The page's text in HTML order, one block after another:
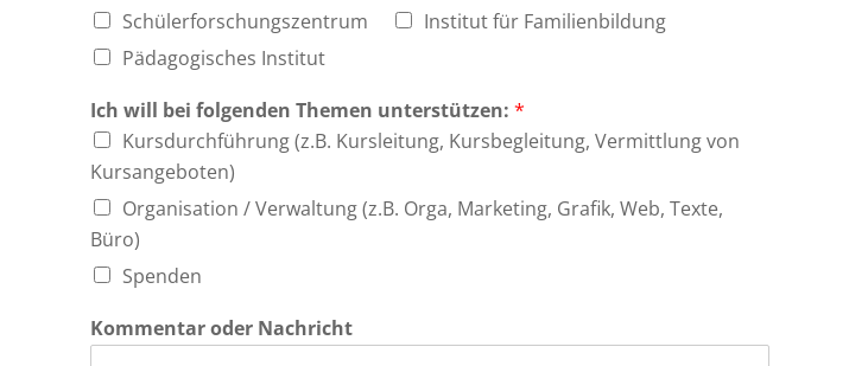
Schülerforschungszentrum
Institut für Familienbildung
Pädagogisches Institut
Ich will bei folgenden Themen unterstützen:*
Kursdurchführung (z.B. Kursleitung, Kursbegleitung, Vermittlung von
Kursangeboten)
Organisation / Verwaltung (z.B. Orga, Marketing, Grafik, Web, Texte,
Büro)
Spenden
Kommentar oder Nachricht